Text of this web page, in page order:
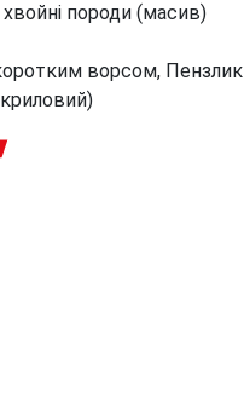
хвойні породи (масив)
ворсом, Пензлик